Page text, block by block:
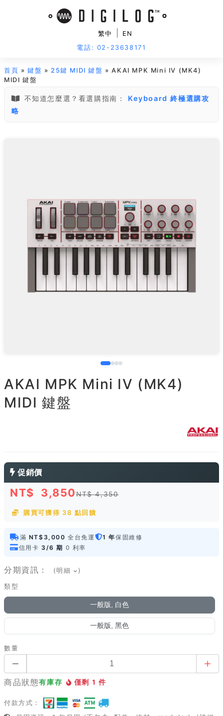
繁中
EN
電話: 02-23638171
首頁 »鍵盤 » 25鍵 MIDI 鍵盤 » AKAI MPK Mini IV (MK4)
MIDI 鍵盤
不知道怎麼選？看選購指南：
Keyboard 終極選購攻
略
AKAI MPK Mini IV (MK4)
MIDI 鍵盤
促銷價
NT$ 3,850NT$ 4,350
購買可獲得 38 點回饋
滿 NT$3,000 全台免運 1 年保固維修
信用卡 3/6 期 0 利率
分期資訊： (明細 )
類型
一般版, 白色
一般版, 黑色
數量
商品狀態有庫存 僅剩 1 件
付款方式：